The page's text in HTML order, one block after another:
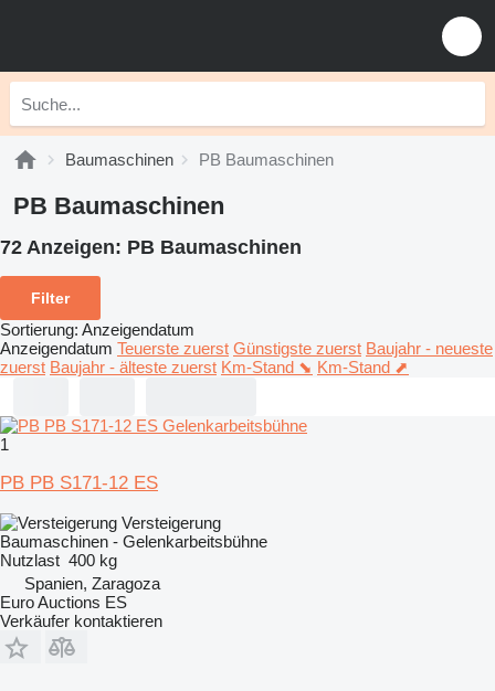
Baumaschinen PB Baumaschinen
PB Baumaschinen
72 Anzeigen: PB Baumaschinen
Filter
Sortierung: Anzeigendatum
Anzeigendatum Teuerste zuerst Günstigste zuerst Baujahr - neueste
zuerst Baujahr - älteste zuerst Km-Stand ⬊ Km-Stand ⬈
1
PB PB S171-12 ES
Versteigerung
Baumaschinen - Gelenkarbeitsbühne
Nutzlast 400 kg
Spanien, Zaragoza
Euro Auctions ES
Verkäufer kontaktieren